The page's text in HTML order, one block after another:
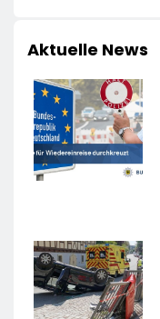
Aktuelle News